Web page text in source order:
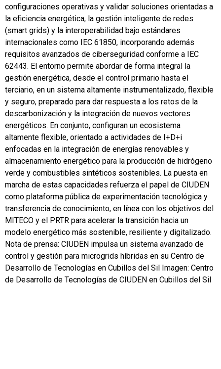
configuraciones operativas y validar soluciones orientadas a
la eficiencia energética, la gestión inteligente de redes
(smart grids) y la interoperabilidad bajo estándares
internacionales como IEC 61850, incorporando además
requisitos avanzados de ciberseguridad conforme a IEC
62443. El entorno permite abordar de forma integral la
gestión energética, desde el control primario hasta el
terciario, en un sistema altamente instrumentalizado, flexible
y seguro, preparado para dar respuesta a los retos de la
descarbonización y la integración de nuevos vectores
energéticos. En conjunto, configuran un ecosistema
altamente flexible, orientado a actividades de I+D+i
enfocadas en la integración de energías renovables y
almacenamiento energético para la producción de hidrógeno
verde y combustibles sintéticos sostenibles. La puesta en
marcha de estas capacidades refuerza el papel de CIUDEN
como plataforma pública de experimentación tecnológica y
transferencia de conocimiento, en línea con los objetivos del
MITECO y el PRTR para acelerar la transición hacia un
modelo energético más sostenible, resiliente y digitalizado.
Nota de prensa: CIUDEN impulsa un sistema avanzado de
control y gestión para microgrids híbridas en su Centro de
Desarrollo de Tecnologías en Cubillos del Sil Imagen: Centro
de Desarrollo de Tecnologías de CIUDEN en Cubillos del Sil